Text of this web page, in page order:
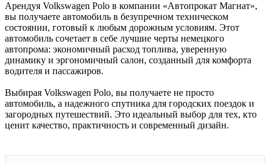
Арендуя Volkswagen Polo в компании «Автопрокат Магнат»,
вы получаете автомобиль в безупречном техническом
состоянии, готовый к любым дорожным условиям. Этот
автомобиль сочетает в себе лучшие черты немецкого
автопрома: экономичный расход топлива, уверенную
динамику и эргономичный салон, созданный для комфорта
водителя и пассажиров.
Выбирая Volkswagen Polo, вы получаете не просто
автомобиль, а надежного спутника для городских поездок и
загородных путешествий. Это идеальный выбор для тех, кто
ценит качество, практичность и современный дизайн.